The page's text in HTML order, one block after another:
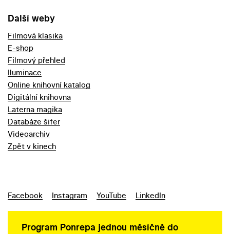
Další weby
Filmová klasika
E-shop
Filmový přehled
Iluminace
Online knihovní katalog
Digitální knihovna
Laterna magika
Databáze šifer
Videoarchiv
Zpět v kinech
Facebook Instagram YouTube LinkedIn
Program Ponrepa jednou měsíčně do